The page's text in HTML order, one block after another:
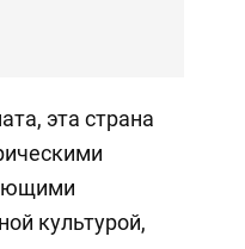
эта страна
культурой,